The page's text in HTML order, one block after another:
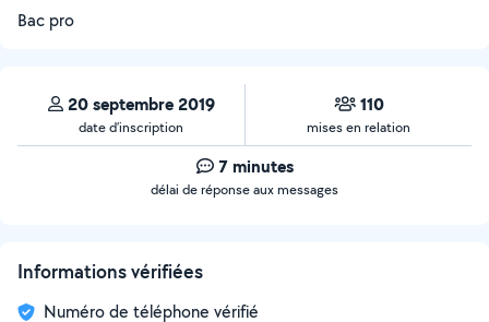
Bac pro
20 septembre 2019
date d’inscription
110
mises en relation
7 minutes
délai de réponse aux messages
Informations vérifiées
Numéro de téléphone vérifié